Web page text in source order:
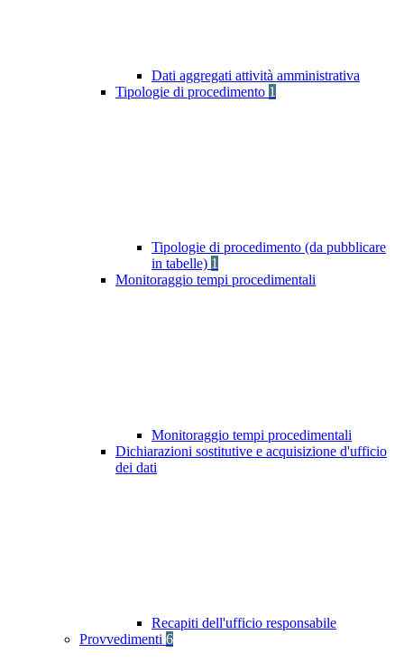
Dati aggregati attività amministrativa
Tipologie di procedimento 1
Tipologie di procedimento (da pubblicare
in tabelle) 1
Monitoraggio tempi procedimentali
Monitoraggio tempi procedimentali
Dichiarazioni sostitutive e acquisizione d'ufficio
dei dati
Recapiti dell'ufficio responsabile
Provvedimenti 6